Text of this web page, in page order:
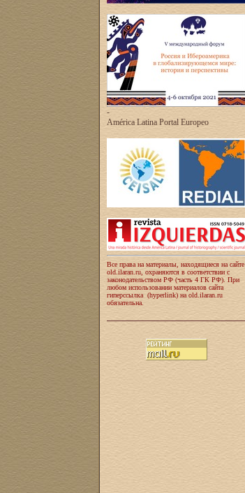
-
América Latina Portal Europeo
Все права на материалы, находящиеся на сайте
old.ilaran.ru, охраняются в соответствии с
законодательством РФ (часть 4 ГК РФ). При
любом использовании материалов сайта
гиперссылка (hyperlink) на old.ilaran.ru
обязательна.